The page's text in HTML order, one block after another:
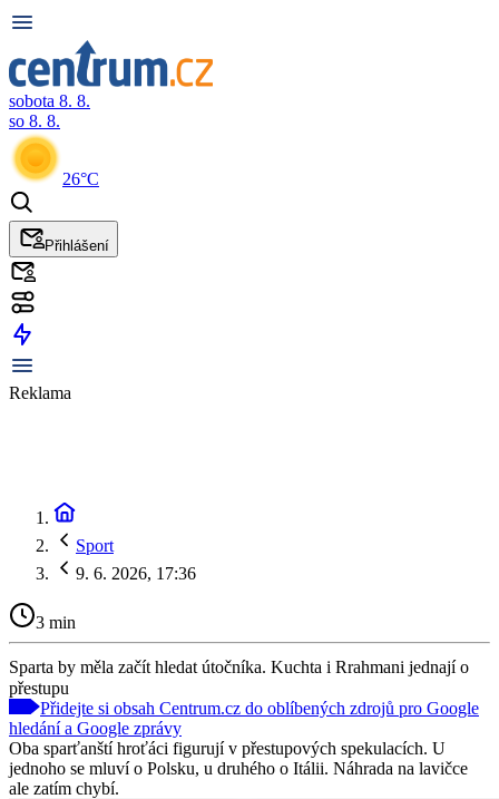
sobota 8. 8.
so 8. 8.
26°C
Přihlášení
Reklama
Sport
9. 6. 2026, 17:36
3 min
Sparta by měla začít hledat útočníka. Kuchta i Rrahmani jednají o
přestupu
Přidejte si obsah Centrum.cz do oblíbených zdrojů pro Google
hledání a Google zprávy
Oba sparťanští hroťáci figurují v přestupových spekulacích. U
jednoho se mluví o Polsku, u druhého o Itálii. Náhrada na lavičce
ale zatím chybí.